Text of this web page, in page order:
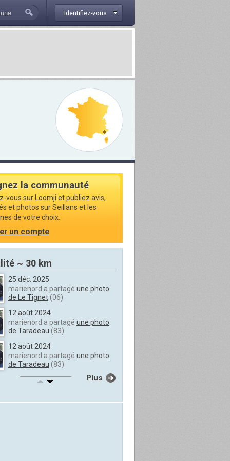
Identifiez-vous
la communauté
vous sur Loomji et publiez avis,
et photos sur Seillans et les
de votre choix.
un compte
~ 30 km
25 déc. 2025
marienord a partagé une photo
de Le Tignet(06)
12 août 2024
marienord a partagé une photo
de Taradeau (83)
12 août 2024
marienord a partagé une photo
de Taradeau (83)
12 août 2024
Plus